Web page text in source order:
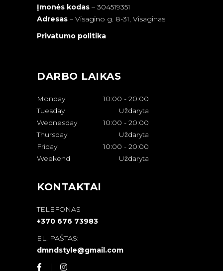
Įmonės kodas – 304519351
Adresas – Visagino g. 8-31, Visaginas
Privatumo politika
DARBO LAIKAS
Monday 10:00 - 20:00
Tuesday
Uždaryta
Wednesday
10:00 - 20:00
Thursday
Uždaryta
Friday
10:00 - 20:00
Weekend
Uždaryta
KONTAKTAI
TELEFONAS
+370 676 73983
EL. PAŠTAS:
dmndstyle@gmail.com